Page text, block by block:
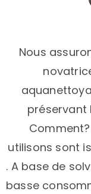
Nous
préservant
utilisons sont
. A base de
basse